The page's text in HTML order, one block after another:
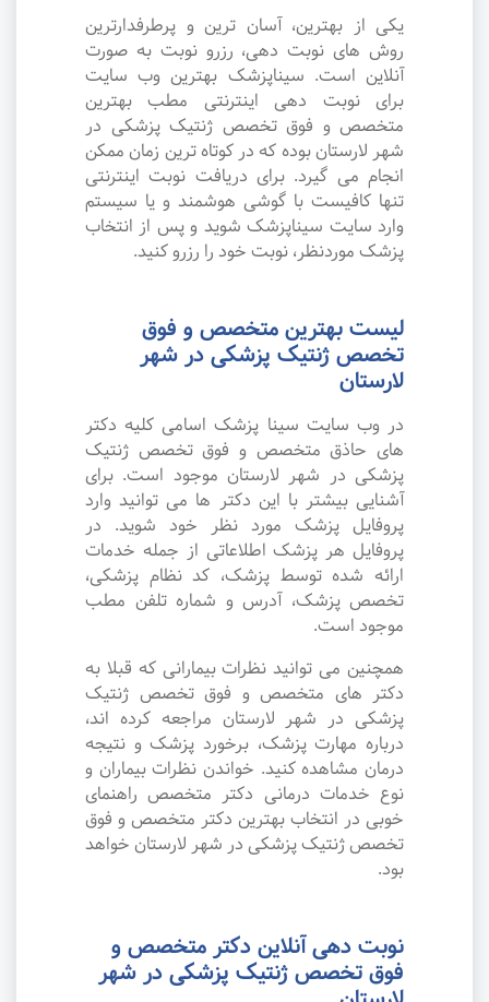
یکی از بهترین، آسان ترین و پرطرفدارترین
روش های نوبت دهی، رزرو نوبت به صورت
آنلاین است. سیناپزشک بهترین وب سایت
برای نوبت دهی اینترنتی مطب بهترین
متخصص و فوق تخصص ژنتیک پزشکی در
شهر لارستان بوده که در کوتاه ترین زمان ممکن
انجام می گیرد. برای دریافت نوبت اینترنتی
تنها کافیست با گوشی هوشمند و یا سیستم
وارد سایت سیناپزشک شوید و پس از انتخاب
پزشک موردنظر، نوبت خود را رزرو کنید.
لیست بهترین متخصص و فوق
تخصص ژنتیک پزشکی در شهر
لارستان
در وب سایت سینا پزشک اسامی کلیه دکتر
های حاذق متخصص و فوق تخصص ژنتیک
پزشکی در شهر لارستان موجود است. برای
آشنایی بیشتر با این دکتر ها می توانید وارد
پروفایل پزشک مورد نظر خود شوید. در
پروفایل هر پزشک اطلاعاتی از جمله خدمات
ارائه شده توسط پزشک، کد نظام پزشکی،
تخصص پزشک، آدرس و شماره تلفن مطب
موجود است.
همچنین می توانید نظرات بیمارانی که قبلا به
دکتر های متخصص و فوق تخصص ژنتیک
پزشکی در شهر لارستان مراجعه کرده اند،
درباره مهارت پزشک، برخورد پزشک و نتیجه
درمان مشاهده کنید. خواندن نظرات بیماران و
نوع خدمات درمانی دکتر متخصص راهنمای
خوبی در انتخاب بهترین دکتر متخصص و فوق
تخصص ژنتیک پزشکی در شهر لارستان خواهد
بود.
نوبت دهی آنلاین دکتر متخصص و
فوق تخصص ژنتیک پزشکی در شهر